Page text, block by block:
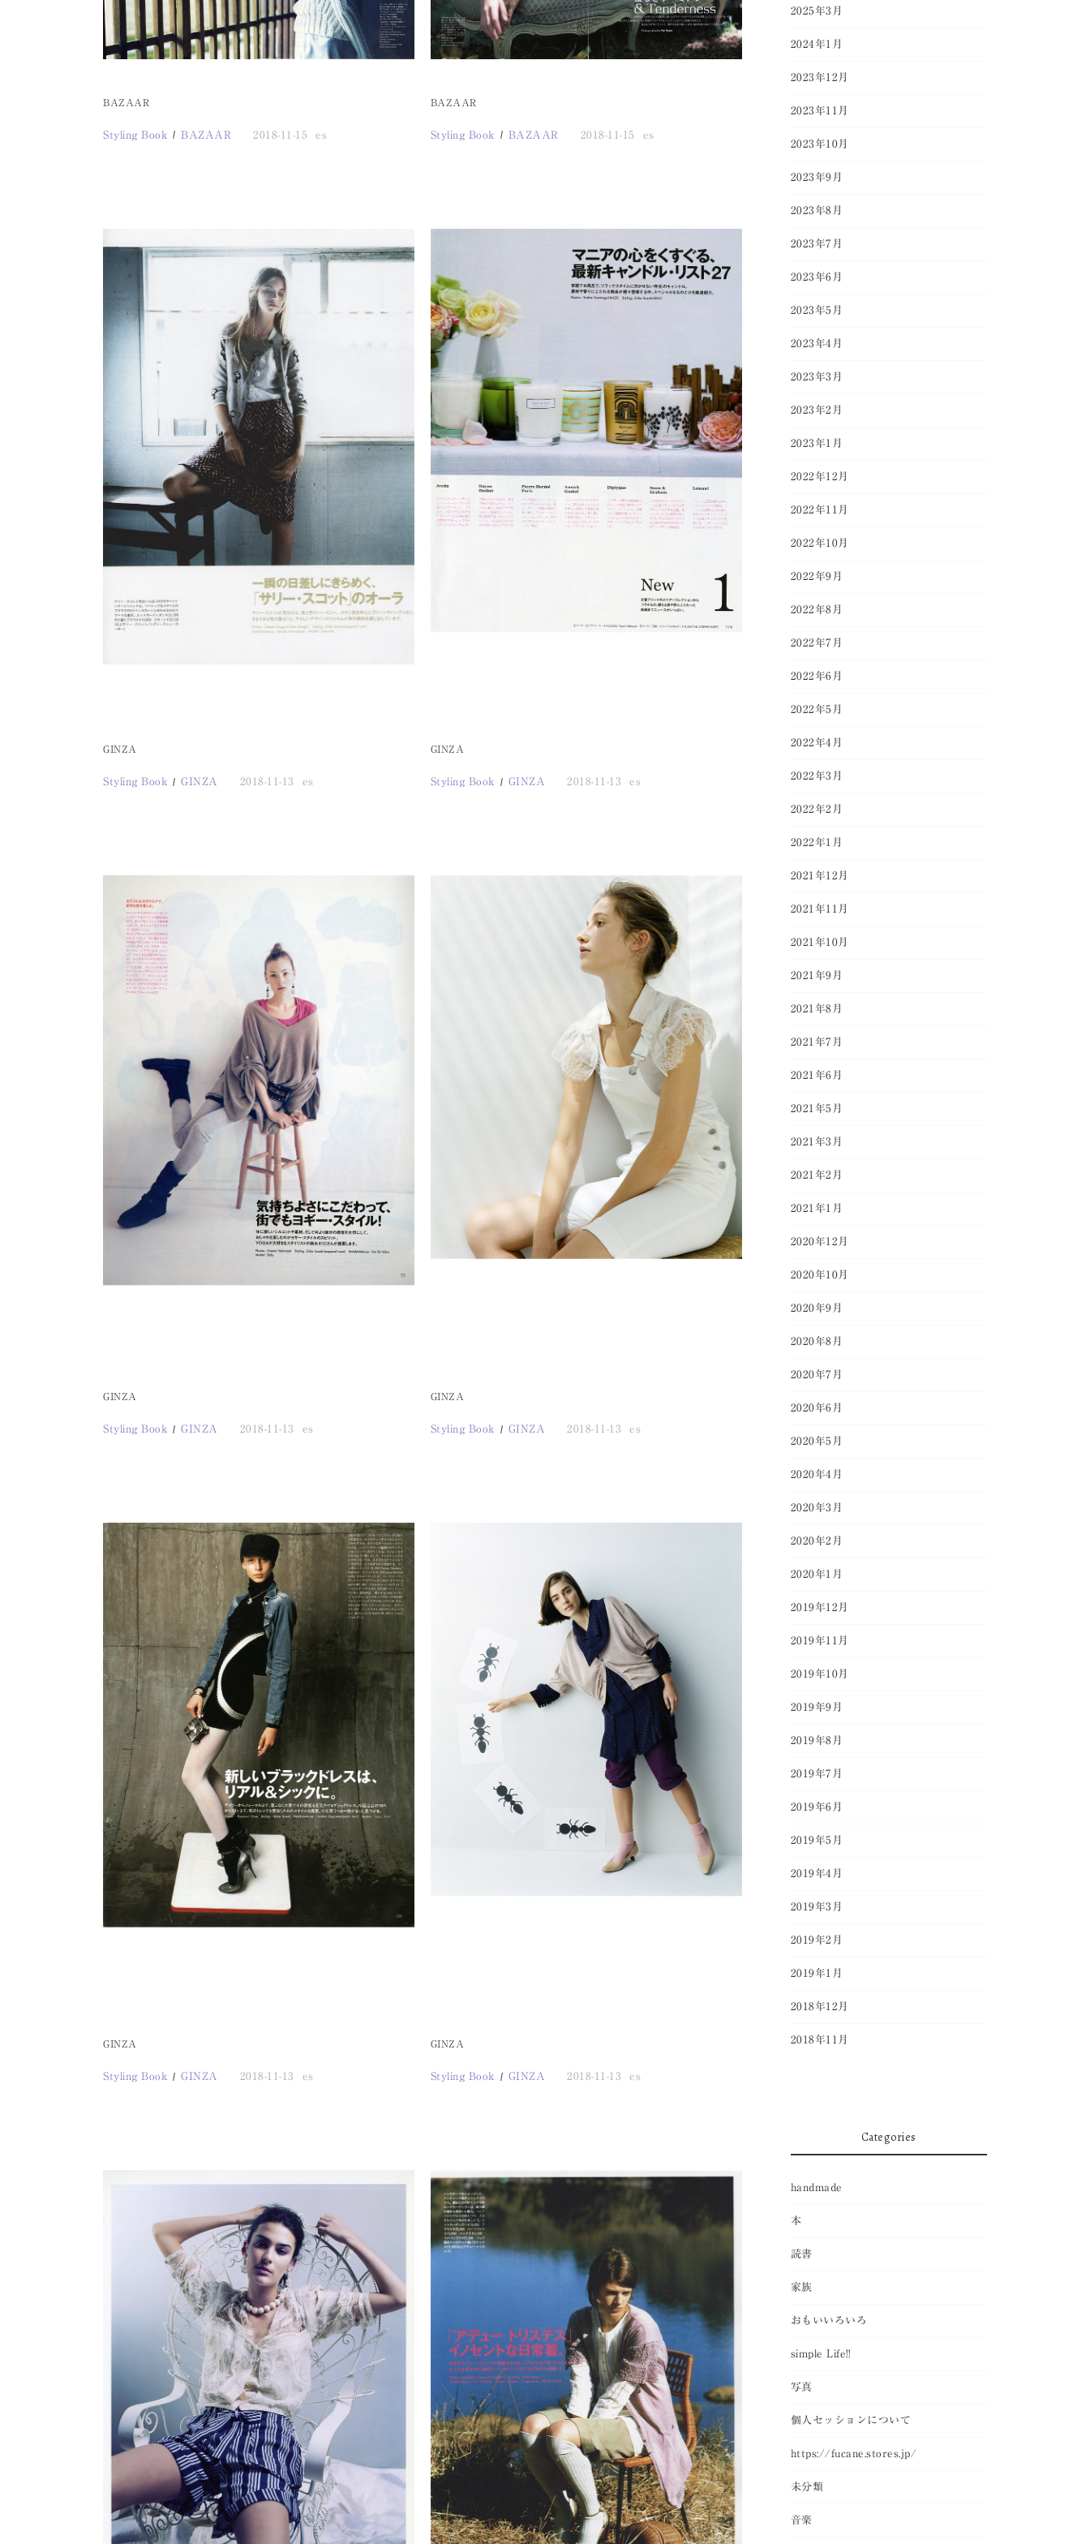
BAZAAR
Styling Book BAZAAR 2018-11-15 es
BAZAAR
Styling Book BAZAAR 2018-11-15 es
GINZA
Styling Book GINZA 2018-11-13 es
GINZA
Styling Book GINZA 2018-11-13 es
GINZA
Styling Book GINZA 2018-11-13 es
GINZA
Styling Book GINZA 2018-11-13 es
GINZA
Styling Book GINZA 2018-11-13 es
GINZA
Styling Book GINZA 2018-11-13 es
2025年3月
2024年1月
2023年12月
2023年11月
2023年10月
2023年9月
2023年8月
2023年7月
2023年6月
2023年5月
2023年4月
2023年3月
2023年2月
2023年1月
2022年12月
2022年11月
2022年10月
2022年9月
2022年8月
2022年7月
2022年6月
2022年5月
2022年4月
2022年3月
2022年2月
2022年1月
2021年12月
2021年11月
2021年10月
2021年9月
2021年8月
2021年7月
2021年6月
2021年5月
2021年3月
2021年2月
2021年1月
2020年12月
2020年10月
2020年9月
2020年8月
2020年7月
2020年6月
2020年5月
2020年4月
2020年3月
2020年2月
2020年1月
2019年12月
2019年11月
2019年10月
2019年9月
2019年8月
2019年7月
2019年6月
2019年5月
2019年4月
2019年3月
2019年2月
2019年1月
2018年12月
2018年11月
Categories
handmade
本
読書
家族
おもいいろいろ
simple Life!!
写真
個人セッションについて
https://fucane.stores.jp/
未分類
音楽